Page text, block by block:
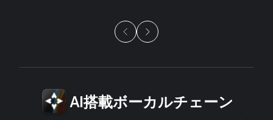
スライド1/5
AI搭載ボーカルチェーン